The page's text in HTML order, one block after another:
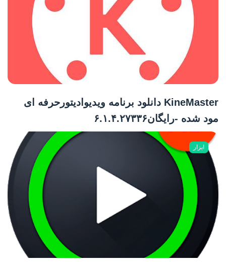
KineMaster دانلود برنامه ویدیوادیتورحرفه ای
مود شده -رایگان۶.۱.۴.۲۷۳۳۶
ابزار